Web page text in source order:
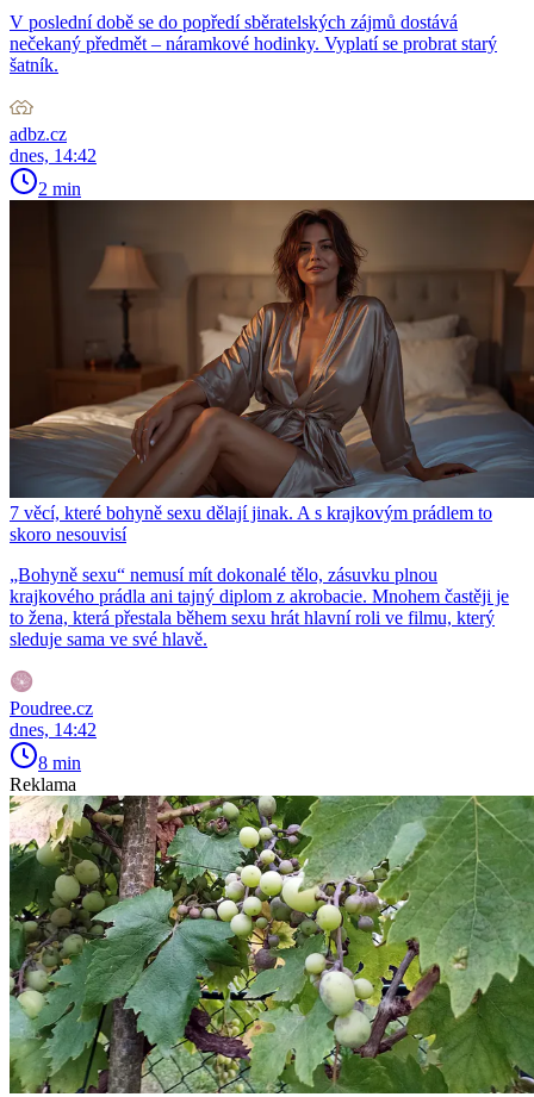
V poslední době se do popředí sběratelských zájmů dostává
nečekaný předmět – náramkové hodinky. Vyplatí se probrat starý
šatník.
adbz.cz
dnes, 14:42
2 min
7 věcí, které bohyně sexu dělají jinak. A s krajkovým prádlem to
skoro nesouvisí
„Bohyně sexu“ nemusí mít dokonalé tělo, zásuvku plnou
krajkového prádla ani tajný diplom z akrobacie. Mnohem častěji je
to žena, která přestala během sexu hrát hlavní roli ve filmu, který
sleduje sama ve své hlavě.
Poudree.cz
dnes, 14:42
8 min
Reklama